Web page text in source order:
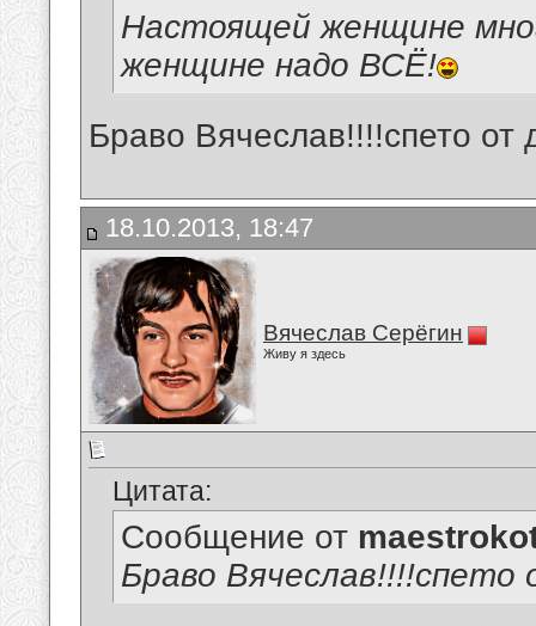
Настоящей женщине
женщине надо ВСЁ!
Браво Вячеслав!!!!спето от
18.10.2013, 18:47
Вячеслав Серёгин
Живу я здесь
Цитата:
Сообщение от
Браво Вячеслав!!!!спето